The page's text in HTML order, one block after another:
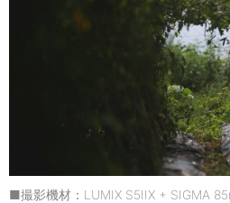
■撮影機材：LUMIX S5IIX + SIGMA